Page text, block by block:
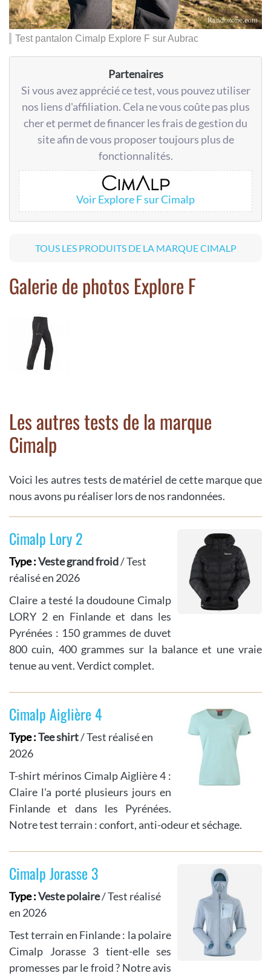
Test pantalon Cimalp Explore F sur Aubrac
Partenaires
Si vous avez apprécié ce test, vous pouvez utiliser
nos liens d'affiliation. Cela ne vous coûte pas plus
cher et permet de financer les frais de gestion du
site afin de vous proposer toujours plus de
fonctionnalités.
Voir Explore F sur Cimalp
TOUS LES PRODUITS DE LA MARQUE CIMALP
Galerie de photos Explore F
Les autres tests de la marque
Cimalp
Voici les autres tests de matériel de cette marque que
nous avons pu réaliser lors de nos randonnées.
Cimalp Lory 2
Type :Veste grand froid/ Test
réalisé en 2026
Claire a testé la doudoune Cimalp
LORY 2 en Finlande et dans les
Pyrénées : 150 grammes de duvet
800 cuin, 400 grammes sur la balance et une vraie
tenue au vent. Verdict complet.
Cimalp Aiglière 4
Type :Tee shirt/ Test réalisé en
2026
T-shirt mérinos Cimalp Aiglière 4 :
Claire l'a porté plusieurs jours en
Finlande et dans les Pyrénées.
Notre test terrain : confort, anti-odeur et séchage.
Cimalp Jorasse 3
Type :Veste polaire/ Test réalisé
en 2026
Test terrain en Finlande : la polaire
Cimalp Jorasse 3 tient-elle ses
promesses par le froid ? Notre avis